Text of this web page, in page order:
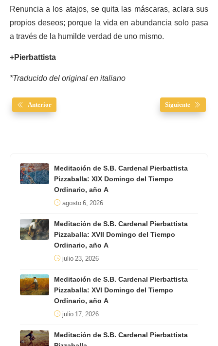
Renuncia a los atajos, se quita las máscaras, aclara sus
propios deseos; porque la vida en abundancia solo pasa
a través de la humilde verdad de uno mismo.
+Pierbattista
*Traducido del original en italiano
Anterior Siguiente
Meditación de S.B. Cardenal Pierbattista
Pizzaballa: XIX Domingo del Tiempo
Ordinario, año A
agosto 6, 2026
Meditación de S.B. Cardenal Pierbattista
Pizzaballa: XVII Domingo del Tiempo
Ordinario, año A
julio 23, 2026
Meditación de S.B. Cardenal Pierbattista
Pizzaballa: XVI Domingo del Tiempo
Ordinario, año A
julio 17, 2026
Meditación de S.B. Cardenal Pierbattista